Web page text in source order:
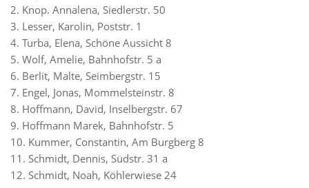
2. Knop. Annalena, Siedlerstr. 50
3. Lesser, Karolin, Poststr. 1
4. Turba, Elena, Schöne Aussicht 8
5. Wolf, Amelie, Bahnhofstr. 5 a
6. Berlit, Malte, Seimbergstr. 15
7. Engel, Jonas, Mommelsteinstr. 8
8. Hoffmann, David, Inselbergstr. 67
9. Hoffmann Marek, Bahnhofstr. 5
10. Kummer, Constantin, Am Burgberg 8
11. Schmidt, Dennis, Südstr. 31 a
12. Schmidt, Noah, Köhlerwiese 24